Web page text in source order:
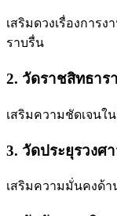
เสริมดวงเรื่องการ
ราบรื่น
2. วัดราชสิทธาร
เสริมความชัดเจนใ
3. วัดประยุรวงศ
เสริมความมั่นคงด้า